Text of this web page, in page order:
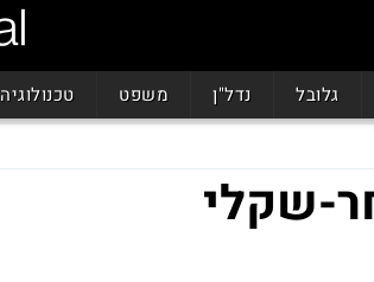
גלובל נדל"ן משפט טכנולוגיה
שקלי